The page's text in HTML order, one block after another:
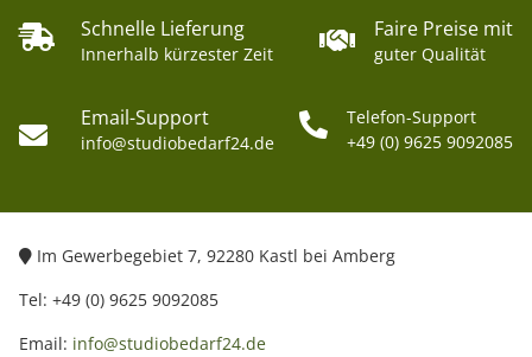
Schnelle Lieferung
Innerhalb kürzester Zeit
Faire Preise mit
guter Qualität
Email-Support
info@studiobedarf24.de
Telefon-Support
+49 (0) 9625 9092085
Im Gewerbegebiet 7, 92280 Kastl bei Amberg
Tel: +49 (0) 9625 9092085
Email: info@studiobedarf24.de